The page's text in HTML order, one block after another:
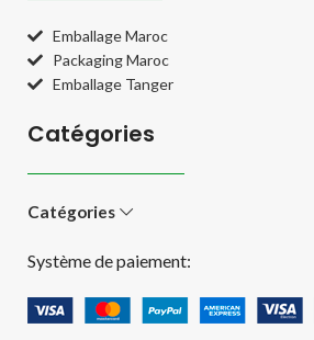
Emballage Maroc
Packaging Maroc
Emballage Tanger
Catégories
Catégories
Système de paiement: